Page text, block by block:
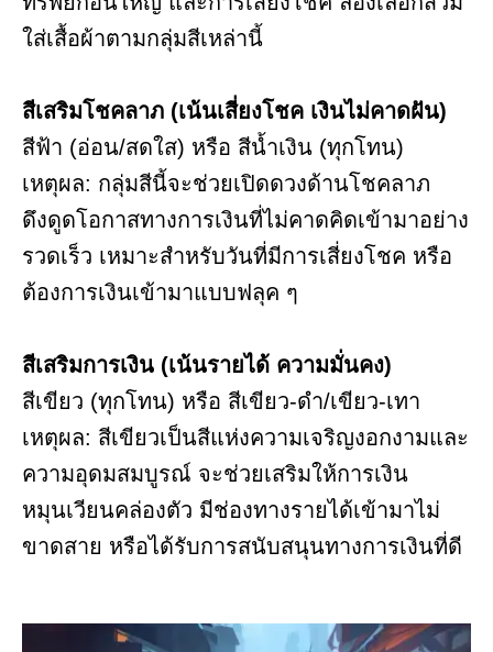
ใส่เสื้อผ้าตามกลุ่มสีเหล่านี้
สีเสริมโชคลาภ (เน้นเสี่ยงโชค เงินไม่คาดฝัน)
สีฟ้า (อ่อน/สดใส) หรือ สีน้ำเงิน (ทุกโทน)
เหตุผล: กลุ่มสีนี้จะช่วยเปิดดวงด้านโชคลาภ
ดึงดูดโอกาสทางการเงินที่ไม่คาดคิดเข้ามาอย่าง
รวดเร็ว เหมาะสำหรับวันที่มีการเสี่ยงโชค หรือ
ต้องการเงินเข้ามาแบบฟลุค ๆ
สีเสริมการเงิน (เน้นรายได้ ความมั่นคง)
สีเขียว (ทุกโทน) หรือ สีเขียว-ดำ/เขียว-เทา
เหตุผล: สีเขียวเป็นสีแห่งความเจริญงอกงามและ
ความอุดมสมบูรณ์ จะช่วยเสริมให้การเงิน
หมุนเวียนคล่องตัว มีช่องทางรายได้เข้ามาไม่
ขาดสาย หรือได้รับการสนับสนุนทางการเงินที่ดี